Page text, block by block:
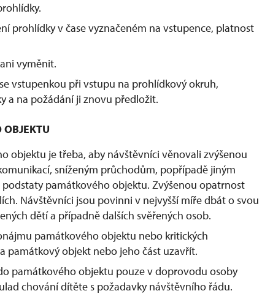
prohlídky v čase vyznačeném na vstupence, platnost
vyměnit.
vstupenkou při vstupu na prohlídkový okruh,
a na požádání ji znovu předložit.
objektu je třeba, aby návštěvníci věnovali zvýšenou
sníženým průchodům, popřípadě jiným
památkového objektu. Zvýšenou opatrnost
Návštěvníci jsou povinni v nejvyšší míře dbát o svou
dětí a případně dalších svěřených osob.
památkového objektu nebo kritických
památkový objekt nebo jeho část uzavřít.
památkového objektu pouze v doprovodu osoby
chování dítěte s požadavky návštěvního řádu.